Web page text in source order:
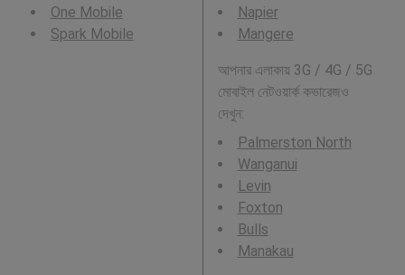
One Mobile
Spark Mobile
Napier
Mangere
আপনার এলাকায় 3G / 4G / 5G
মোবাইল নেটওয়ার্ক কভারেজও
দেখুন:
Palmerston North
Wanganui
Levin
Foxton
Bulls
Manakau